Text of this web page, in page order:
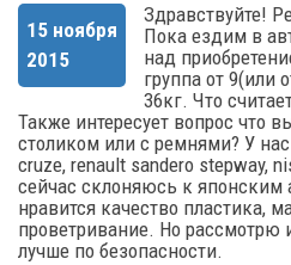
15 ноября
2015
Здравствуйте!
Пока ездим в
над
группа от 9(или
36кг. Что
Также интересует вопрос что
столиком или с ремнями? У
cruze, renault sandero stepway,
сейчас склоняюсь к японским
нравится качество пластика,
проветривание. Но рассмотрю
лучше по безопасности.